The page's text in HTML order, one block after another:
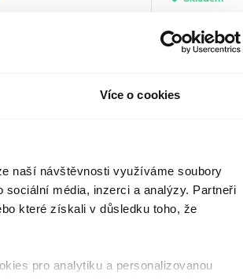
Více o cookies
naší návštěvnosti využíváme soubory
média, inzerci a analýzy. Partneři
které získali v důsledku toho, že
pro analytiku a personalizovanou
499 Kč